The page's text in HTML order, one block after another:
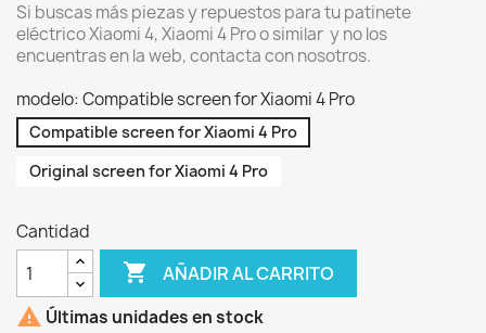
Si buscas más piezas y repuestos para tu patinete
eléctrico Xiaomi 4, Xiaomi 4 Pro o similar y no los
encuentras en la web, contacta con nosotros.
modelo: Compatible screen for Xiaomi 4 Pro
Compatible screen for Xiaomi 4 Pro
Original screen for Xiaomi 4 Pro
Cantidad
 AÑADIR AL CARRITO
 Últimas unidades en stock